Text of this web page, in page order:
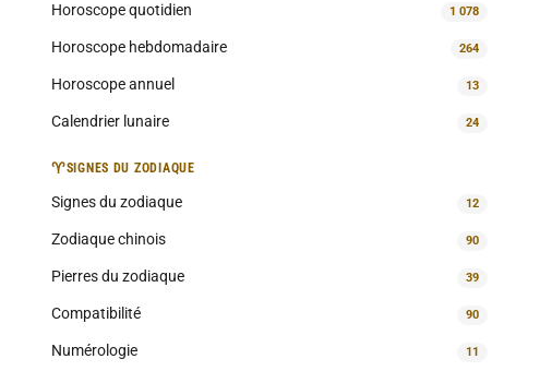
Horoscope quotidien 1 078
Horoscope hebdomadaire 264
Horoscope annuel 13
Calendrier lunaire 24
♈SIGNES DU ZODIAQUE
Signes du zodiaque 12
Zodiaque chinois 90
Pierres du zodiaque 39
Compatibilité 90
Numérologie 11